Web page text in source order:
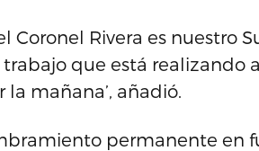
Coronel Rivera es nuestro
que está realizando
mañana’, añadió.
permanente en